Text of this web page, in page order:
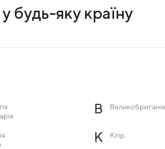
будь-яку країну
В Великобританія
К Кіпр